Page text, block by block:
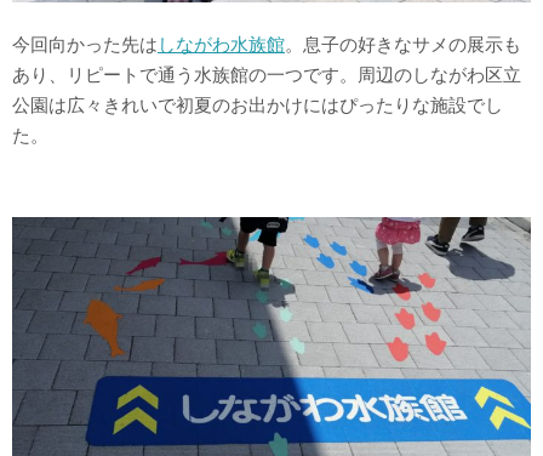
今回向かった先は しながわ水族館。息子の好きなサメの展示も
あり、リピートで通う水族館の一つです。周辺のしながわ区立
公園は広々きれいで初夏のお出かけにはぴったりな施設でし
た。